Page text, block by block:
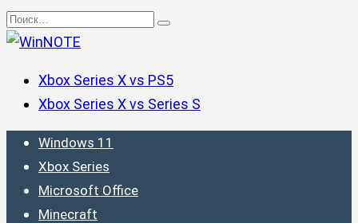
Перейти
к
Search
for:
Xbox Series X vs PS5
Xbox Series X vs Series S
Windows 11
Xbox Series
Microsoft Office
Minecraft